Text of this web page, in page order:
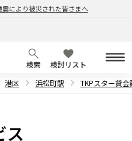
により被災された皆さまへ
検索
検討リスト
港区 浜松町駅 TKPスター貸
ス